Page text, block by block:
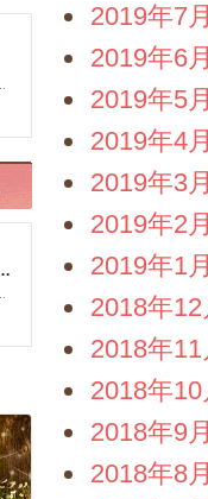
2019年7
2019年6
2019年5
2019年4
2019年3
2019年2
2019年1
2018年12
2018年11
2018年10
2018年9
2018年8